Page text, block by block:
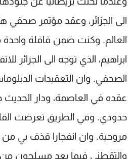
الى الجزائر، وعقد مؤتمر
العالم. وكنت ضمن قافلة
ابراهيم، الذي توجه الى الجزائر
الصحفي. وان التعقيدات
عقده في العاصمة، ودار
حدودي. وفي الطريق تعرضت
مروحية. وان انفجارا قذف بي من
والتقطني فيما بعد مسلحون